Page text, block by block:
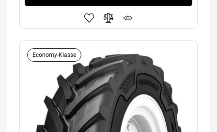
Economy-Klasse